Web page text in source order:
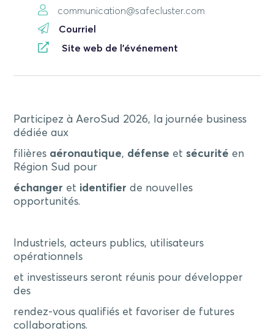
communication@safecluster.com
Courriel
Site web de l'événement
Participez à AeroSud 2026, la journée business
dédiée aux
filières aéronautique, défense etsécurité en
Région Sud pour
échanger et identifier de nouvelles
opportunités.
Industriels, acteurs publics, utilisateurs
opérationnels
et investisseurs seront réunis pour développer
des
rendez-vous qualifiés et favoriser de futures
collaborations.